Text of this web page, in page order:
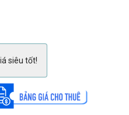
siêu tốt!